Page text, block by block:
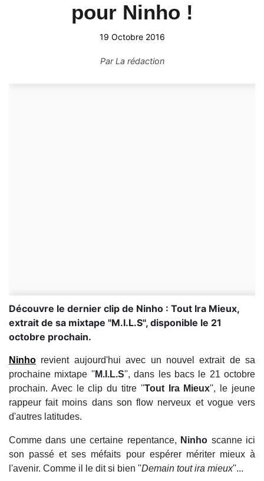
pour Ninho !
19 Octobre 2016
ParLa rédaction
Découvre le dernier clip de Ninho : Tout Ira Mieux,
extrait de sa mixtape ''M.I.L.S'', disponible le 21
octobre prochain.
Ninho revient aujourd'hui avec un nouvel extrait de sa
prochaine mixtape ''M.I.L.S'', dans les bacs le 21 octobre
prochain. Avec le clip du titre ''Tout Ira Mieux'', le jeune
rappeur fait moins dans son flow nerveux et vogue vers
d'autres latitudes.
Comme dans une certaine repentance, Ninho scanne ici
son passé et ses méfaits pour espérer mériter mieux à
l'avenir. Comme il le dit si bien ''Demain tout ira mieux''...